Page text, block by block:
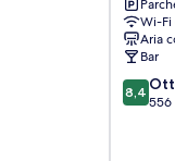
ex
Wi-Fi
Aria
Bar
8.4
su
8,4
556